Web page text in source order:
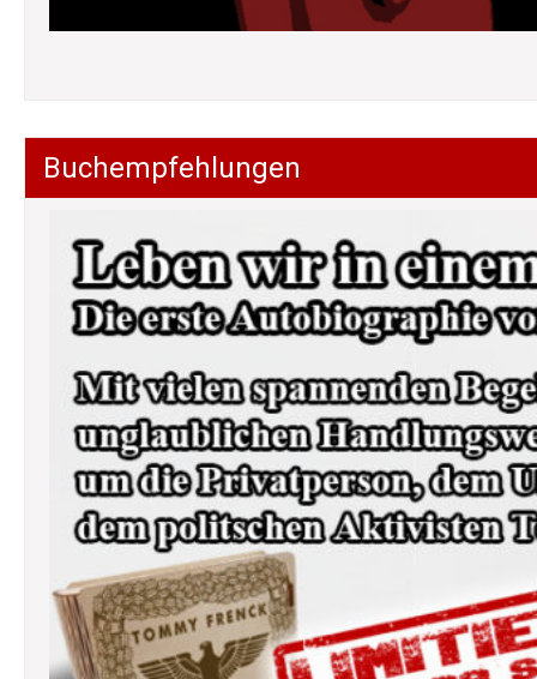
Buchempfehlungen